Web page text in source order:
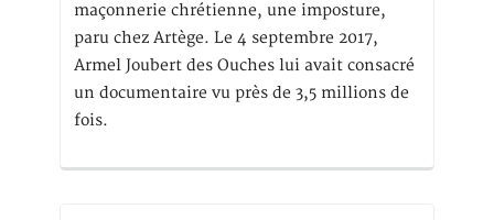
maçonnerie chrétienne, une imposture,
paru chez Artège. Le 4 septembre 2017,
Armel Joubert des Ouches lui avait consacré
un documentaire vu près de 3,5 millions de
fois.